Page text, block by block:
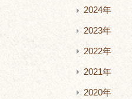
2024年
2023年
2022年
2021年
2020年